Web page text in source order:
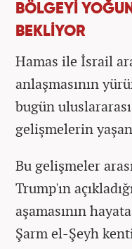
BÖLGEYİ
BEKLİYOR
Hamas ile İsrail
anlaşmasının
bugün
gelişmelerin
Bu gelişmeler
Trump'ın
aşamasının
Şarm el-Şeyh